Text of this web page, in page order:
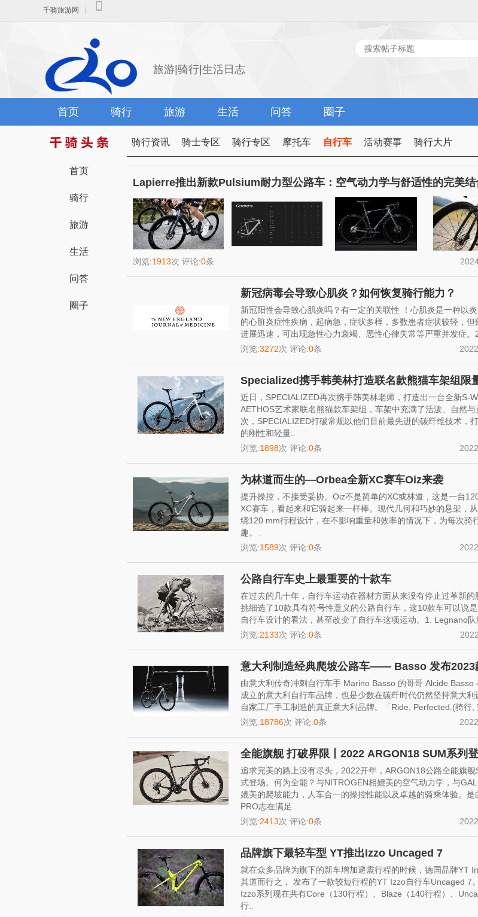
千骑旅游网
旅游|骑行|生活日志
首页 骑行 旅游 生活 问答 圈子
首页
骑行
旅游
生活
问答
圈子
骑行资讯 骑士专区 骑行专区 摩托车 自行车 活动赛事 骑行大片
Lapierre推出新款Pulsium耐力型公路车：空气动力学与舒适性的完美结
浏览:1913次 评论:0条
新冠病毒会导致心肌炎？如何恢复骑行能力？
新冠阳性会导致心肌炎吗？有一定的关联性 ！心肌炎是一种以
的心脏炎症性疾病，起病急，症状多样，多数患者症状较轻，但
进展迅速，可出现急性心力衰竭、恶性心律失常等严重并发症。
浏览:3272次 评论:0条
Specialized携手韩美林打造联名款熊猫车架组限
近日，SPECIALIZED再次携手韩美林老师，打造出一台全新S-
AETHOS艺术家联名熊猫款车架组，车架中充满了活泼、自然
次，SPECIALIZED打破常规以他们目前最先进的碳纤维技术，
的刚性和轻量..
浏览:1898次 评论:0条
为林道而生的—Orbea全新XC赛车Oiz来袭
提升操控，不接受妥协。Oiz不是简单的XC或林道，这是一台
XC赛车，看起来和它骑起来一样棒。现代几何和巧妙的悬架，
绕120 mm行程设计，在不影响重量和效率的情况下，为每次骑
趣。..
浏览:1589次 评论:0条
公路自行车史上最重要的十款车
在过去的几十年，自行车运动在器材方面从来没有停止过革新的
挑细选了10款具有符号性意义的公路自行车，这10款车可以说
自行车设计的看法，甚至改变了自行车这项运动。1. Legnano队
浏览:2133次 评论:0条
意大利制造经典爬坡公路车—— Basso 发布2023
由意大利传奇冲刺自行车手 Marino Basso 的哥哥 Alcide Basso
成立的意大利自行车品牌，也是少数在碳纤时代仍然坚持意大利
自家工厂手工制造的真正意大利品牌。「Ride, Perfected.(骑行,
浏览:18786次 评论:0条
全能旗舰 打破界限丨2022 ARGON18 SUM系列
追求完美的路上没有尽头，2022开年，ARGON18公路全能旗舰
式登场。何为全能？与NITROGEN相媲美的空气动力学，与
媲美的爬坡能力，人车合一的操控性能以及卓越的骑乘体验。是
PRO志在满足..
浏览:2413次 评论:0条
品牌旗下最轻车型 YT推出Izzo Uncaged 7
就在众多品牌为旗下的新车增加避震行程的时候，德国品牌YT
其道而行之， 发布了一款较短行程的YT Izzo自行车Uncaged 7
Izzo系列现在共有Core（130行程）、Blaze（140行程）、
行..